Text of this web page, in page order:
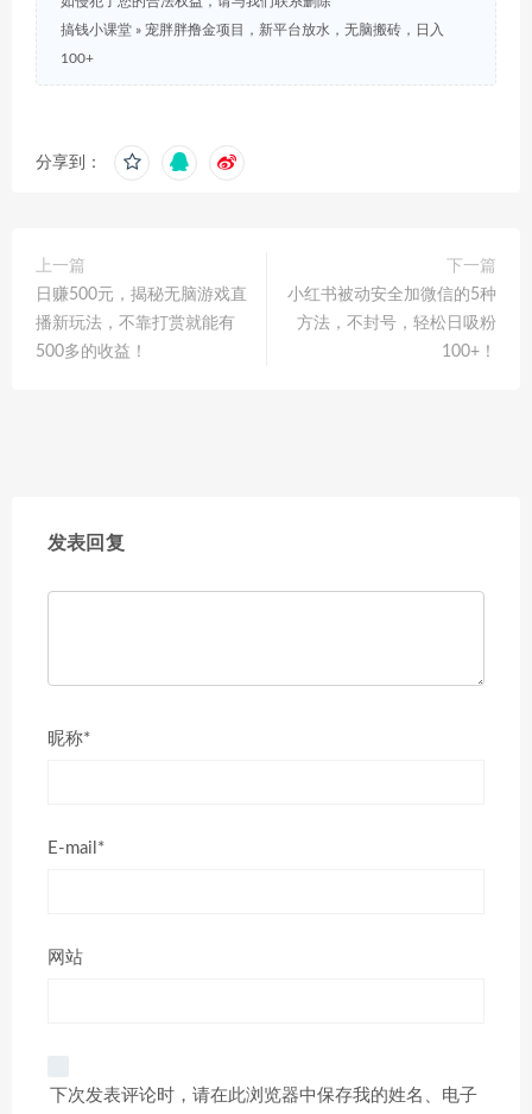
搞钱小课堂 » 宠胖胖撸金项目，新平台放水，无脑搬砖，日入
100+
分享到：
上一篇
日赚500元，揭秘无脑游戏直
播新玩法，不靠打赏就能有
500多的收益！
下一篇
小红书被动安全加微信的5种
方法，不封号，轻松日吸粉
100+！
发表回复
昵称*
E-mail*
网站
下次发表评论时，请在此浏览器中保存我的姓名、电子